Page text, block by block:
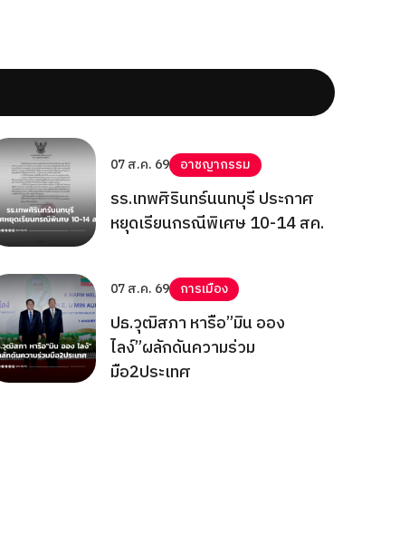
07 ส.ค. 69 อาชญากรรม
รร.เทพศิรินทร์นนทบุรี ประกาศ
หยุดเรียนกรณีพิเศษ 10-14 สค.
07 ส.ค. 69 การเมือง
ปธ.วุฒิสภา หารือ”มิน ออง
ไลง์”ผลักดันความร่วม
มือ2ประเทศ